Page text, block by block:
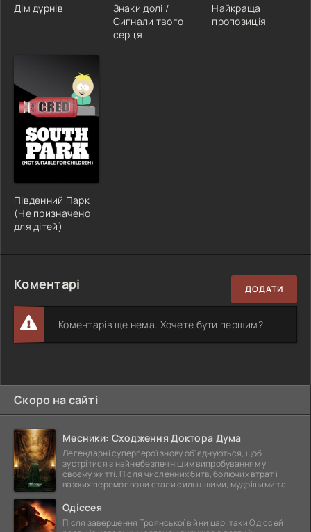
Дім дурнів
Знаки долі /
Сигнали твого
серця
Найкраща
пропозиція
Південний Парк
(Не призначено
для дітей)
Коментарі ДОДАТИ
Коментарів ще нема. Хочете бути першим?
Скоро на сайті
Месники: Сходження Доктора Дума
Легендарні супергерої знову об'єднуються, щоб
зустрітися з найнебезпечнішим випробуванням у
своєму житті. Після численних битв, болючих втрат і
важких перемог вони стали сильнішими, мудрішими та
Одіссея
Після завершення Троянської війни цар Ітаки Одіссей